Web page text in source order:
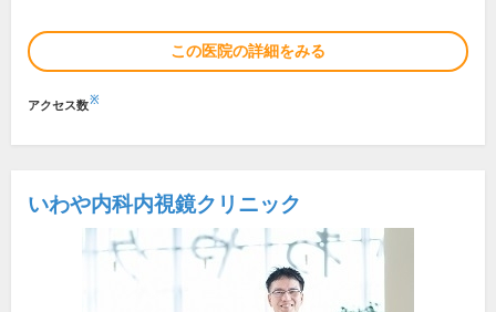
この医院の詳細をみる
アクセス数※
いわや内科内視鏡クリニック